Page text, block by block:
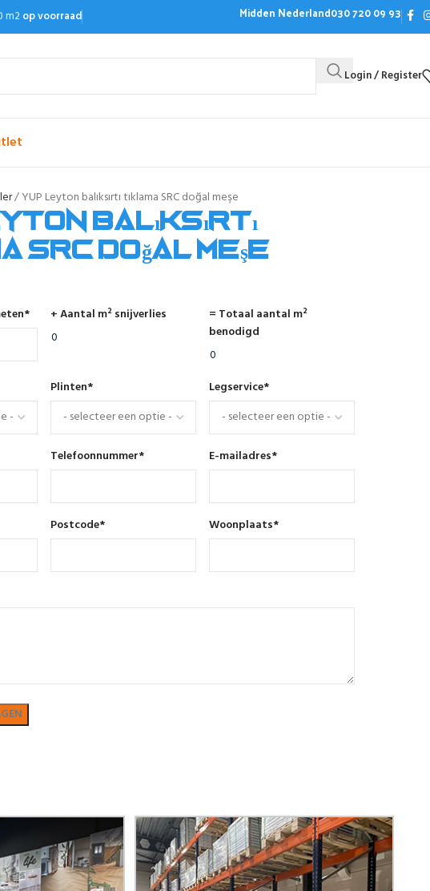
m2op voorraad Midden Nederland030 720 09 93
Login / Register
YUP Leyton balıksırtı tıklama SRC doğal meşe
balıksırtı
SRC doğal meşe
* + Aantal m² snijverlies
= Totaal aantal m²
benodigd
Plinten* Legservice*
Telefoonnummer* E-mailadres*
Postcode* Woonplaats*